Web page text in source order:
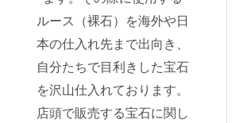
ルース（裸石）を海外や日
本の仕入れ先まで出向き、
自分たちで目利きした宝石
を沢山仕入れております。
店頭で販売する宝石に関し